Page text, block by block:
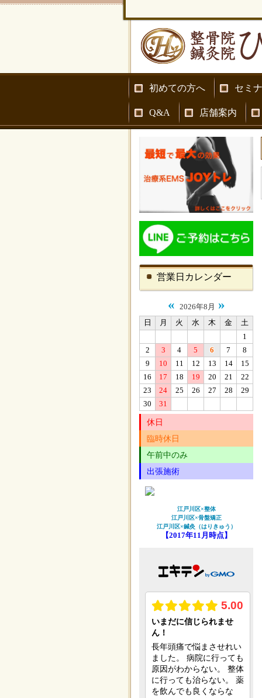
初めての方へ セミ
Q&A 店舗案内
営業日カレンダー
« 2026年8月 »
日 月 火 水 木 金
土
1
2
3 4 5 6 7
8
9
10 11 12 13 14
15
16
17 18 19 20 21
22
23
24 25 26 27 28
29
30
31
休日
臨時休日
午前中のみ
出張施術
江戸川区×整体
江戸川区×骨盤矯正
江戸川区×鍼灸（はりきゅう）
【2017年11月時点】